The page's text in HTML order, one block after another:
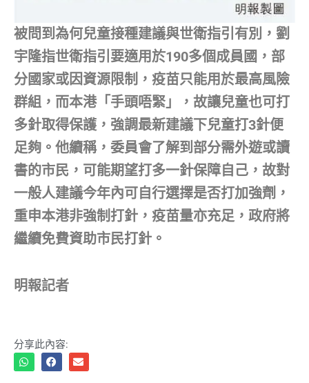
被問到為何兒童接種建議與世衛指引有別，劉
宇隆指世衛指引要適用於190多個成員國，部
分國家或因資源限制，疫苗只能用於最高風險
群組，而本港「手頭唔緊」，故讓兒童也可打
多針取得保護，強調最新建議下兒童打3針便
足夠。他續稱，委員會了解到部分需外遊或讀
書的市民，可能期望打多一針保障自己，故對
一般人建議今年內可自行選擇是否打加強劑，
重申本港非強制打針，疫苗量亦充足，政府將
繼續免費資助市民打針。
明報記者
分享此內容: